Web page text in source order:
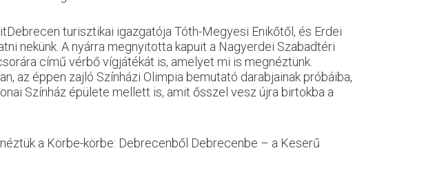
turisztikai igazgatója Tóth-Megyesi Enikőtől, és Erdei
nekünk. A nyárra megnyitotta kapuit a Nagyerdei Szabadtéri
című vérbő vígjátékát is, amelyet mi is megnéztünk.
az éppen zajló Színházi Olimpia bemutató darabjainak próbáiba,
Színház épülete mellett is, amit ősszel vesz újra birtokba a
a Körbe-körbe: Debrecenből Debrecenbe – a Keserű